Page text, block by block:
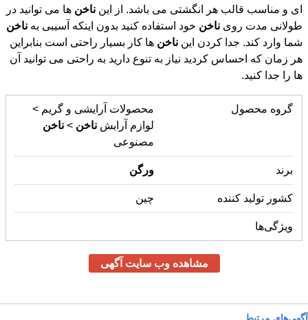
ای و مناسب قالب هر انگشتی می باشد. از این ناخن ها می توانید در
طولانی مدت روی ناخن خود استفاده کنید بدون اینکه آسیبی به ناخن
شما وارد کند. جدا کردن این ناخن ها کار بسیار راحتی است بنابراین
هر زمان که احساس کردید نیاز به تنوع دارید به راحتی می توانید آن
ها را جدا کنید.
گروه محصول
محصولات آرایشی و گریم >
لوازم آرایش ناخن > ناخن
مصنوعی
برند ورگن
کشور تولید کننده چین
ویژگی‌ها
مشاهده وب سایت آگهی